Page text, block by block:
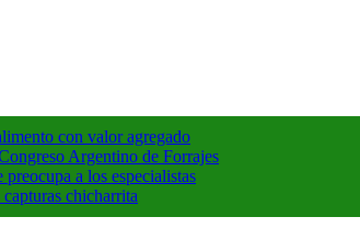
con valor agregado
Argentino de Forrajes
a los especialistas
chicharrita